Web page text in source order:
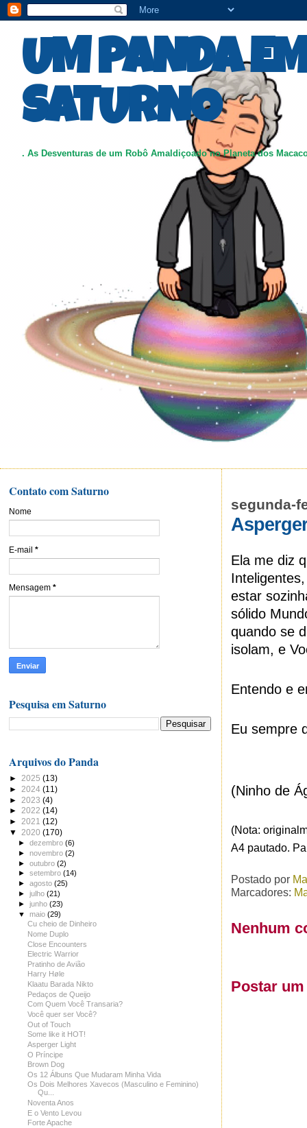
UM PANDA
SATURNO
. As Desventuras de um Robô Amaldiçoado no Planeta dos
segunda-
Ela me diz
estar
sólido
quando se
isolam, e
Entendo e
Eu sempre
(Ninho de
(Nota:
A4 pautado.
Postado por
Marcadores:
Nenhum
Postar
Contato com Saturno
Nome
E-mail *
Mensagem *
Pesquisa em Saturno
Arquivos do Panda
► 2025 (13)
► 2024 (11)
► 2023 (4)
► 2022 (14)
► 2021 (12)
▼ 2020 (170)
►dezembro(6)
►novembro(2)
►outubro(2)
►setembro(14)
►agosto(25)
►julho(21)
►junho(23)
▼maio(29)
Cu cheio de Dinheiro
Nome Duplo
Close Encounters
Electric Warrior
Pratinho de Avião
Harry Høle
Klaatu Barada Nikto
Pedaços de Queijo
Com Quem Você Transaria?
Você quer ser Você?
Out of Touch
Some like it HOT!
Asperger Light
O Príncipe
Brown Dog
Os 12 Álbuns Que Mudaram Minha Vida
Os Dois Melhores Xavecos (Masculino e Feminino)
Qu...
Noventa Anos
E o Vento Levou
Forte Apache